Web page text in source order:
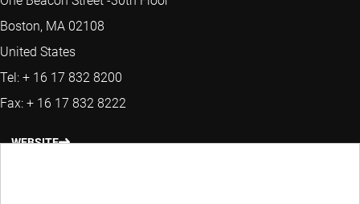
Boston, MA 02108
United States
Tel: + 16 17 832 8200
Fax: + 16 17 832 8222
WEBSITE